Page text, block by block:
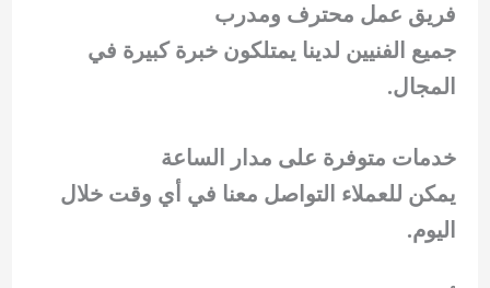
فريق عمل محترف ومدرب
جميع الفنيين لدينا يمتلكون خبرة كبيرة في
المجال.
خدمات متوفرة على مدار الساعة
يمكن للعملاء التواصل معنا في أي وقت خلال
اليوم.